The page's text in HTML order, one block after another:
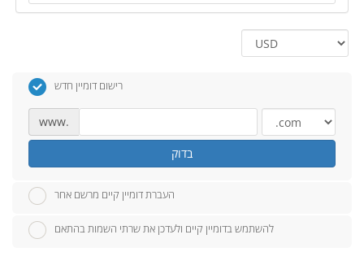
רישום דומיין חדש
www.
בדוק
העברת דומיין קיים מרשם אחר
להשתמש בדומיין קיים ולעדכן את שרתי השמות בהתאם